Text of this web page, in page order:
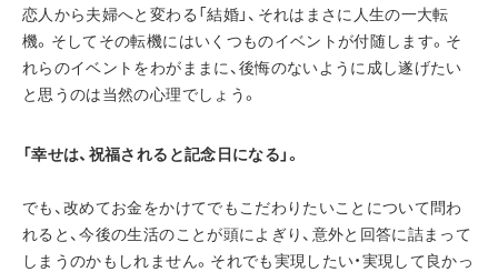
恋人から夫婦へと変わる「結婚」、それはまさに人生の一大転
機。そしてその転機にはいくつものイベントが付随します。そ
れらのイベントをわがままに、後悔のないように成し遂げたい
と思うのは当然の心理でしょう。
「幸せは、祝福されると記念日になる」。
でも、改めてお金をかけてでもこだわりたいことについて問わ
れると、今後の生活のことが頭によぎり、意外と回答に詰まって
しまうのかもしれません。それでも実現したい・実現して良かっ